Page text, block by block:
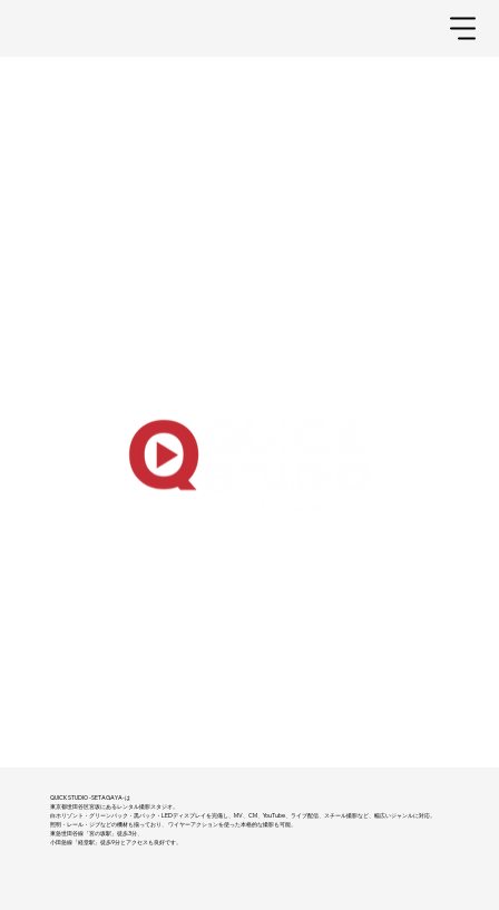
QUICK STUDIO -SETAGAYA-は
東京都世田谷区宮坂にあるレンタル撮影スタジオ。
白ホリゾント・グリーンバック・黒バック・LEDディスプレイを完備し、MV、CM、YouTube、ライブ配信、スチール撮影など、幅広いジャンルに対応。
照明・レール・ジブなどの機材も揃っており、 ワイヤーアクションを使った本格的な撮影も可能。
東急世田谷線「宮の坂駅」徒歩3分、
小田急線「経堂駅」徒歩9分とアクセスも良好です。